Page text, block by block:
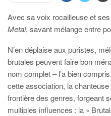
Avec sa voix rocailleuse et
Metal, savant mélange entre
N’en déplaise aux puristes,
brutales peuvent faire bon
nom complet – l’a bien
cette association, la
frontière des genres, forgeant
multiples influences : la «